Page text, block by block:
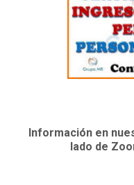
Información en
lado de